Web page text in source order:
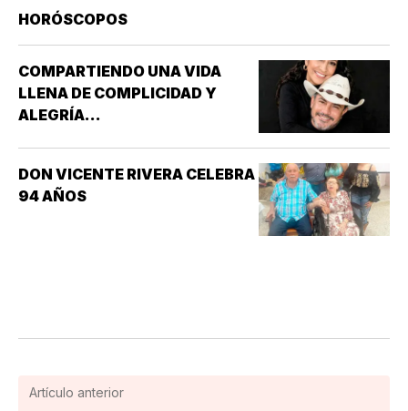
DE LAS NIEVES *SANTOS EMIGDIO OBISPO Y
HORÓSCOPOS
COMPARTIENDO UNA VIDA
LLENA DE COMPLICIDAD Y
ALEGRÍA...
DON VICENTE RIVERA CELEBRA
94 AÑOS
Artículo anterior